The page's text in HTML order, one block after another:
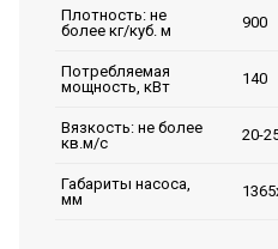
Плотность: не
более кг/куб. м
900
Потребляемая
мощность, кВт
140
Вязкость: не более
кв.м/с
20-
Габариты насоса,
мм